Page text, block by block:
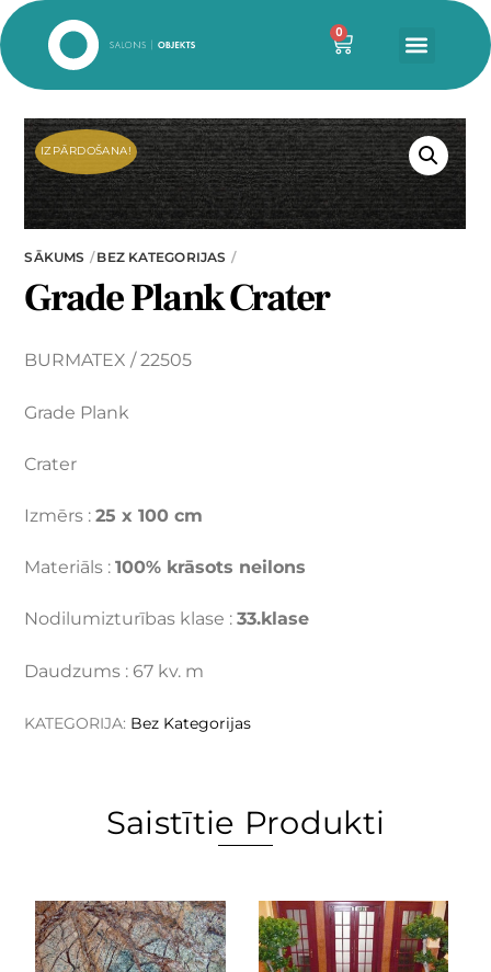
0
IZPĀRDOŠANA!
SĀKUMS BEZ KATEGORIJAS
Grade Plank Crater
BURMATEX / 22505
Grade Plank
Crater
Izmērs :25 x 100 cm
Materiāls :100% krāsots neilons
Nodilumizturības klase :33.klase
Daudzums : 67 kv. m
KATEGORIJA: Bez Kategorijas
Saistītie Produkti